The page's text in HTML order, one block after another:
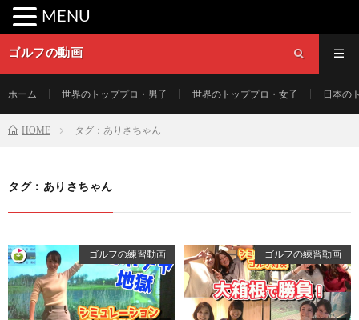
ゴルフの動画
ホーム 世界のトッププロ・男子 世界のトッププロ・女子 日本の
HOME タグ：ありさちゃん
タグ：ありさちゃん
ゴルフの練習動画 ゴルフの練習動画
MENU